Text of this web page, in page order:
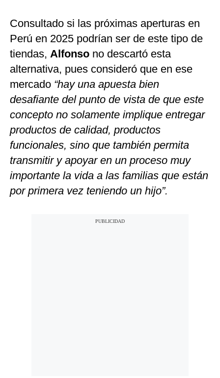
Consultado si las próximas aperturas en
Perú en 2025 podrían ser de este tipo de
tiendas, Alfonso no descartó esta
alternativa, pues consideró que en ese
mercado “hay una apuesta bien
desafiante del punto de vista de que este
concepto no solamente implique entregar
productos de calidad, productos
funcionales, sino que también permita
transmitir y apoyar en un proceso muy
importante la vida a las familias que están
por primera vez teniendo un hijo”.